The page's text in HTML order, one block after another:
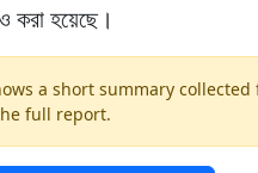
করা হয়েছে।
a short summary
full report.